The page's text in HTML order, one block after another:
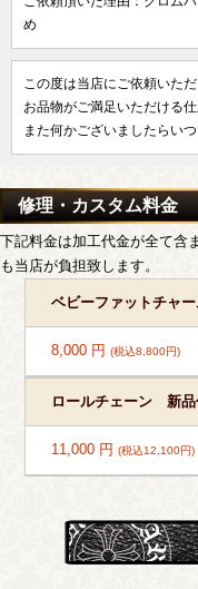
め
この度は当店にご依頼いた
お品物がご満足いただける
また何かございましたらい
修理・カスタム料金
下記料金は加工代金が全て含
も当店が負担致します。
ベビーファットチャ
8,000 円(税込8,800円)
ロールチェーン 新品
11,000 円(税込12,100円)